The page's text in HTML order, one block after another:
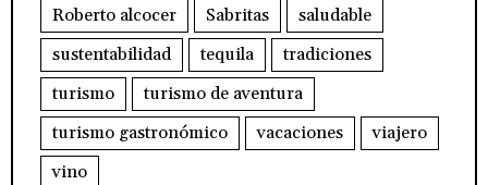
Roberto alcocer
Sabritas
saludable
sustentabilidad
tequila
tradiciones
turismo
turismo de aventura
turismo gastronómico
vacaciones
viajero
vino